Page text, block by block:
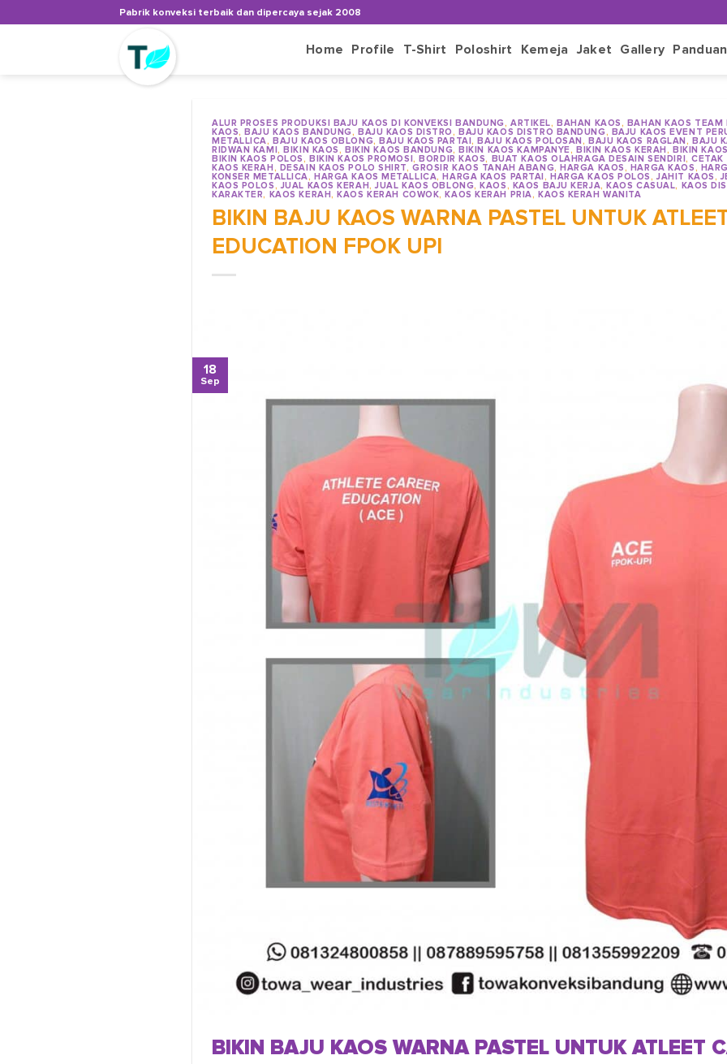
to
Pabrik konveksi terbaik dan dipercaya sejak 2008
Home Profile T-Shirt Poloshirt Kemeja Jaket Gallery Panduan
ALUR PROSES PRODUKSI BAJU KAOS DI KONVEKSI BANDUNG,ARTIKEL,BAHAN KAOS, BAHAN KAOS TEAM
KAOS,BAJU KAOS BANDUNG,BAJU KAOS DISTRO,BAJU KAOS DISTRO BANDUNG, BAJU KAOS EVENT
METALLICA,BAJU KAOS OBLONG,BAJU KAOS PARTAI,BAJU KAOS POLOSAN,BAJU KAOS RAGLAN,BAJU
RIDWAN KAMI,BIKIN KAOS,BIKIN KAOS BANDUNG,BIKIN KAOS KAMPANYE,BIKIN KAOS KERAH,BIKIN
BIKIN KAOS POLOS,BIKIN KAOS PROMOSI,BORDIR KAOS, BUAT KAOS OLAHRAGA DESAIN SENDIRI,CETAK
KAOS KERAH, DESAIN KAOS POLO SHIRT,GROSIR KAOS TANAH ABANG,HARGA KAOS, HARGA KAOS,
KONSER METALLICA,HARGA KAOS METALLICA,HARGA KAOS PARTAI,HARGA KAOS POLOS,JAHIT KAOS,
KAOS POLOS, JUAL KAOS KERAH,JUAL KAOS OBLONG,KAOS, KAOS BAJU KERJA,KAOS CASUAL, KAOS
KARAKTER, KAOS KERAH,KAOS KERAH COWOK,KAOS KERAH PRIA, KAOS KERAH WANITA
BIKIN BAJU KAOS WARNA PASTEL UNTUK
EDUCATION FPOK UPI
18
Sep
BIKIN BAJU KAOS WARNA PASTEL UNTUK ATLEET